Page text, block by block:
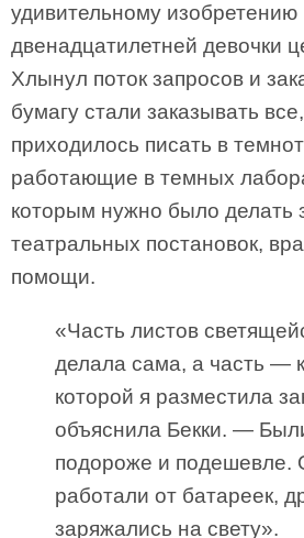
удивительному изобретению
двенадцатилетней девочки
Хлынул поток запросов и
бумагу стали заказывать
приходилось писать в
работающие в темных
которым нужно было делать
театральных постановок,
помощи.
«Часть листов
делала сама, а часть —
которой я разместила
объяснила Бекки. —
подороже и подешевле.
работали от батареек,
заряжались на свету».